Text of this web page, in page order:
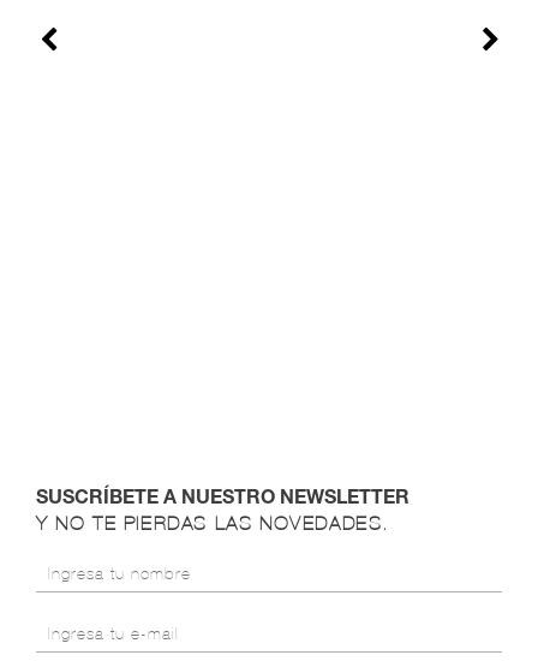
SUSCRÍBETE A NUESTRO NEWSLETTER
Y NO TE PIERDAS LAS NOVEDADES.